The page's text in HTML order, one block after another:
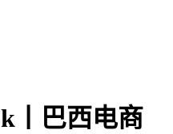
丨巴西电商